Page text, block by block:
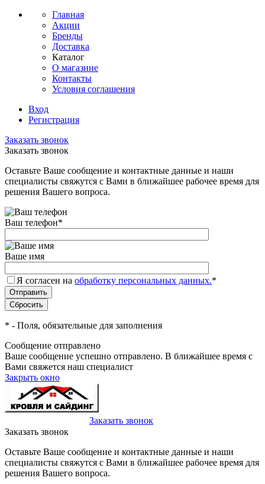
Главная
Акции
Бренды
Доставка
Каталог
О магазине
Контакты
Условия соглашения
Вход
Регистрация
Заказать звонок
Заказать звонок
Оставьте Ваше сообщение и контактные данные и наши
специалисты свяжутся с Вами в ближайшее рабочее время для
решения Вашего вопроса.
Ваш телефон*
Ваше имя
Я согласен на обработку персональных данных.*
* - Поля, обязательные для заполнения
Сообщение отправлено
Ваше сообщение успешно отправлено. В ближайшее время с
Вами свяжется наш специалист
Закрыть окно
Заказать звонок
Заказать звонок
Оставьте Ваше сообщение и контактные данные и наши
специалисты свяжутся с Вами в ближайшее рабочее время для
решения Вашего вопроса.